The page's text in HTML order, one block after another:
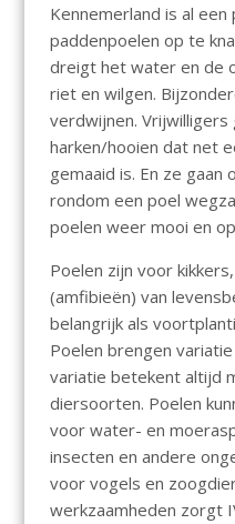
Kennemerland is al
paddenpoelen op te
dreigt het water en de
riet en wilgen.
verdwijnen. Vrijwilligers
harken/hooien dat net
gemaaid is. En ze gaan
rondom een poel
poelen weer mooi en
Poelen zijn voor
(amfibieën) van
belangrijk als
Poelen brengen
variatie betekent altijd
diersoorten. Poelen
voor water- en
insecten en andere
voor vogels en
werkzaamheden zorgt